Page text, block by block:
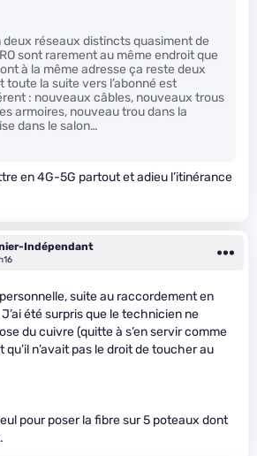
deux réseaux distincts quasiment de
sont rarement au même endroit que
à la même adresse ça reste deux
toute la suite vers l’abonné est
: nouveaux câbles, nouveaux trous
armoires, nouveau trou dans la
dans le salon…
en 4G-5G partout et adieu l’itinérance
Indépendant
suite au raccordement en
été surpris que le technicien ne
du cuivre (quitte à s’en servir comme
qu’il n’avait pas le droit de toucher au
pour poser la fibre sur 5 poteaux dont